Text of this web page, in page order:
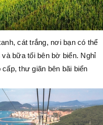
cát trắng, nơi bạn có thể
bữa tối bên bờ biển. Nghỉ
thư giãn bên bãi biển